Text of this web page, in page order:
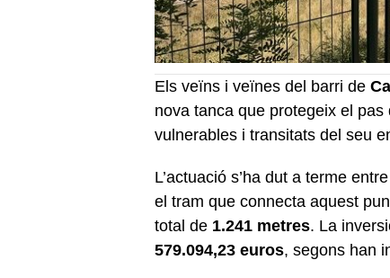
Els veïns i veïnes del barri de
nova tanca que protegeix el
vulnerables i transitats del seu
L’actuació s’ha dut a terme
el tram que connecta aquest
total de 1.241 metres. La
579.094,23 euros, segons han